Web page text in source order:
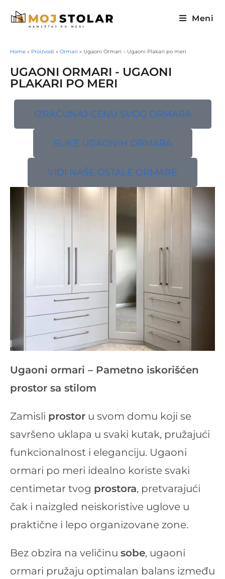
Meni
Home » Proizvodi » Ormari » Ugaoni Ormari – Ugaoni Plakari po meri
UGAONI ORMARI - UGAONI
PLAKARI PO MERI
IZRAČUNAJ CENU SVOG ORMARA
SLIKE UGAONIH ORMARA
VIDI NAŠE OSTALE ORMARE
Ugaoni ormari – Pametno iskorišćen
prostor sa stilom
Zamisli prostor u svom domu koji se
savršeno uklapa u svaki kutak, pružajući
funkcionalnost i eleganciju. Ugaoni
ormari po meri idealno koriste svaki
centimetar tvog prostora, pretvarajući
čak i naizgled neiskoristive uglove u
praktične i lepo organizovane zone.
Bez obzira na veličinu sobe, ugaoni
ormari pružaju optimalan balans između